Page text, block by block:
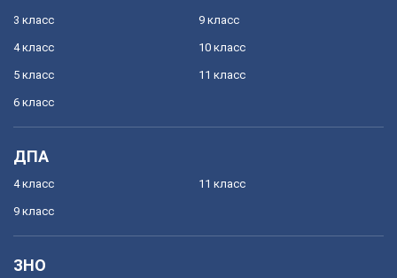
3 класс
4 класс
5 класс
6 класс
9 класс
10 класс
11 класс
ДПА
4 класс
9 класс
11 класс
ЗНО